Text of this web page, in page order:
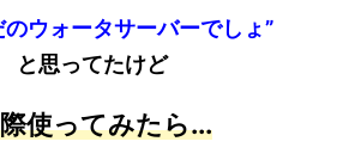
ウォータサーバーでしょ”
と思ってたけど
使ってみたら...